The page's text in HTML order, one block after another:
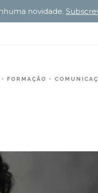
FORMAÇÃO
novidade.